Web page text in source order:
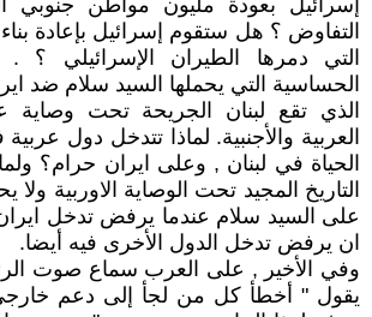
إسرائيل بعودة مليون مواطن جنوبي
التفاوض ؟ هل ستقوم إسرائيل بإعادة بناء
التي دمرها الطيران الإسرائيلي ؟
الحساسية التي يحملها السيد سلام ضد
الذي تقع لبنان الجريحة تحت
العربية والأجنبية. لماذا تتدخل دول
الحياة في لبنان , وعلى ايران حرام؟
التاريخ المجيد تحت الوصاية الاوربية ولا
على السيد سلام عندما يرفض تدخل
ان يرفض تدخل الدول الأخرى فيه أيضا.
وفي الأخير , على العرب سماع صوت
يقول " أخطأ كل من لجأ إلى دعم